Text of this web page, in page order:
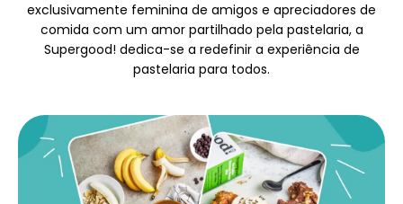
Galeria de Marcas
Seleção de Marca
Calculadoras
exclusivamente feminina de amigos e apreciadores de
comida com um amor partilhado pela pastelaria, a
Supergood! dedica-se a redefinir a experiência de
pastelaria para todos.